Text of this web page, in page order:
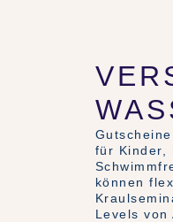
für Kinder,
können
Levels